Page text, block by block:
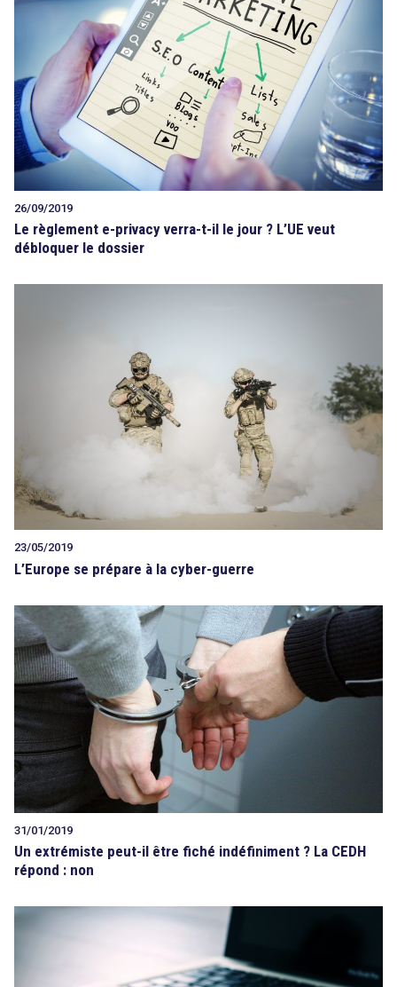
26/09/2019
Le règlement e-privacy verra-t-il le jour ? L’UE veut
débloquer le dossier
23/05/2019
L’Europe se prépare à la cyber-guerre
31/01/2019
Un extrémiste peut-il être fiché indéfiniment ? La CEDH
répond : non